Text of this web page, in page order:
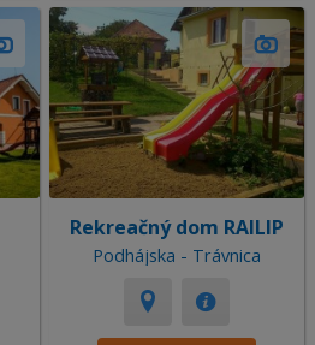
Rekreačný dom RAILIP
Podhájska - Trávnica